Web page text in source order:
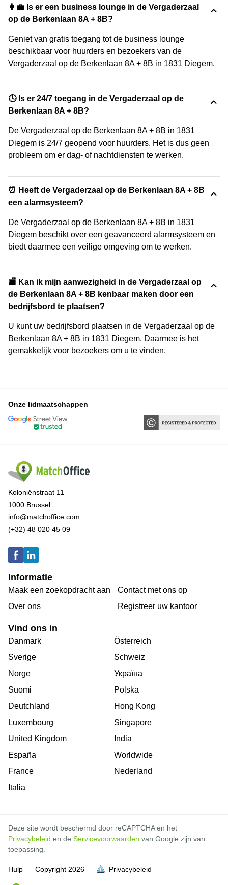
👩‍💼 Is er een business lounge in de Vergaderzaal
op de Berkenlaan 8A + 8B?
Geniet van gratis toegang tot de business lounge
beschikbaar voor huurders en bezoekers van de
Vergaderzaal op de Berkenlaan 8A + 8B in 1831 Diegem.
🕓 Is er 24/7 toegang in de Vergaderzaal op de
Berkenlaan 8A + 8B?
De Vergaderzaal op de Berkenlaan 8A + 8B in 1831
Diegem is 24/7 geopend voor huurders. Het is dus geen
probleem om er dag- of nachtdiensten te werken.
⏰ Heeft de Vergaderzaal op de Berkenlaan 8A + 8B
een alarmsysteem?
De Vergaderzaal op de Berkenlaan 8A + 8B in 1831
Diegem beschikt over een geavanceerd alarmsysteem en
biedt daarmee een veilige omgeving om te werken.
🏬 Kan ik mijn aanwezigheid in de Vergaderzaal op
de Berkenlaan 8A + 8B kenbaar maken door een
bedrijfsbord te plaatsen?
U kunt uw bedrijfsbord plaatsen in de Vergaderzaal op de
Berkenlaan 8A + 8B in 1831 Diegem. Daarmee is het
gemakkelijk voor bezoekers om u te vinden.
vol is
vol is
vol is
vol is
vol is
vol is
vol is
vol is
vol is
vol is
Onze lidmaatschappen
Koloniënstraat 11
1000 Brussel
info@matchoffice.com
(+32) 48 020 45 09
Informatie
Maak een zoekopdracht aan
Over ons
Contact met ons op
Registreer uw kantoor
Vind ons in
Danmark
Sverige
Norge
Suomi
Deutchland
Luxembourg
United Kingdom
España
France
Italia
Österreich
Schweiz
Україна
Polska
Hong Kong
Singapore
India
Worldwide
Nederland
Deze site wordt beschermd door reCAPTCHA en het
Privacybeleid en de Servicevoorwaarden van Google zijn van
toepassing.
Hulp Copyright 2026 Privacybeleid